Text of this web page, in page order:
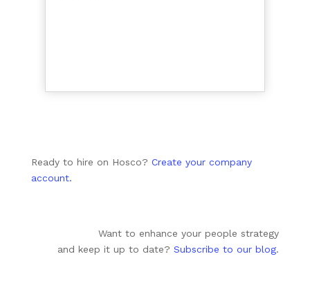
Ready to hire on Hosco? Create your company
account.
Want to enhance your people strategy
and keep it up to date?Subscribe to our blog.